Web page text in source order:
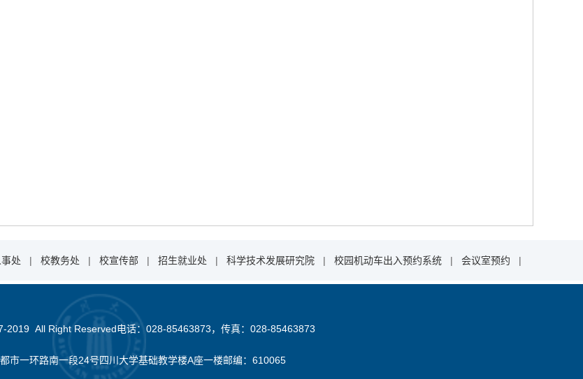
事处 | 校教务处 | 校宣传部 | 招生就业处 | 科学技术发展研究院 | 校园机动车出入预约系统 | 会议室预约 |
2019 All Right Reserved电话：028-85463873，传真：028-85463873
市一环路南一段24号四川大学基础教学楼A座一楼邮编：610065